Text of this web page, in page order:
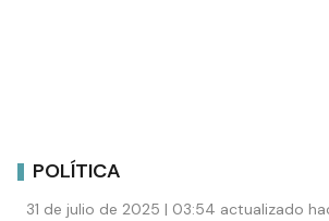
POLÍTICA
31 de julio de 2025 | 03:54 actualizado